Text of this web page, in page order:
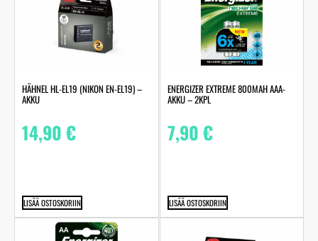
HÄHNEL HL-EL19 (NIKON EN-EL19) –
AKKU
14,90€
LISÄÄ OSTOSKORIIN
ENERGIZER EXTREME 800MAH AAA-
AKKU – 2KPL
7,90€
LISÄÄ OSTOSKORIIN